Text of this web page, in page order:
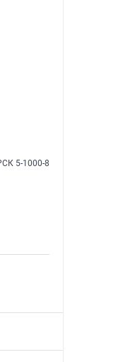
5-1000-8